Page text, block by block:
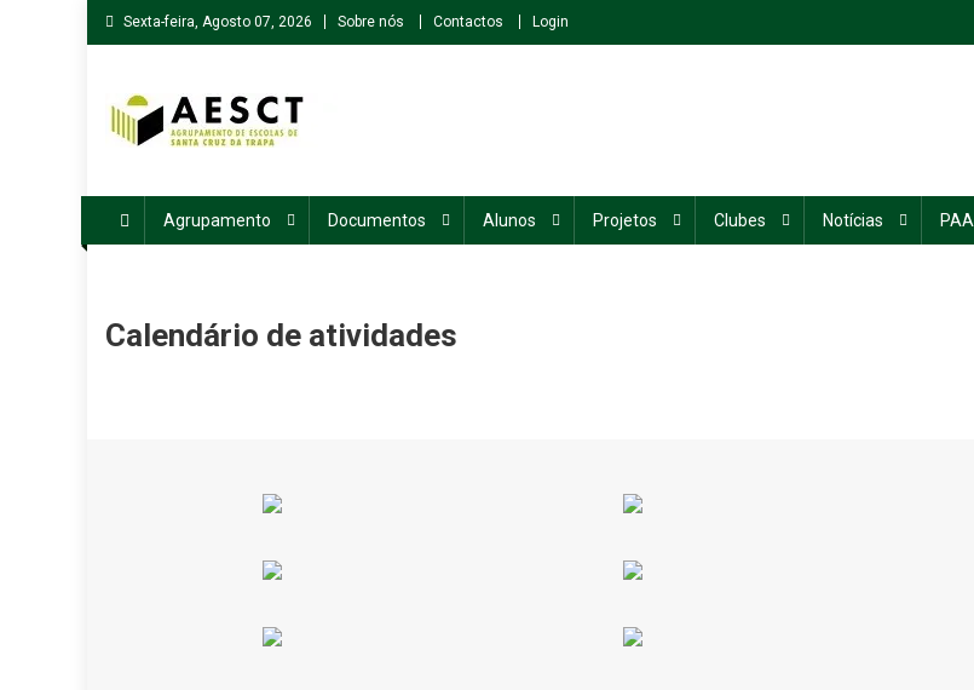
Skip
to
Sexta-feira, Agosto 07, 2026 Sobre nós Contactos Login
Agrupamento Documentos Alunos Projetos Clubes Notícias PAA
Calendário de atividades